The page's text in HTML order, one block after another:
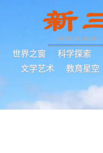
世界之窗 科学探索
文学艺术
教育星空